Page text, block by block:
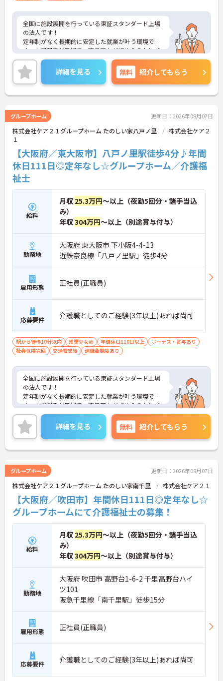
全国に施設展開を行っている東証スタンダード上場
の法人です！
定年制がなく長期的に安定した就業が叶う環境で
す。人間関係が良好で、職員同士が認め合う文化が
根付いています。
ご興味のある方には、面接対策ポイントなど、さら
に詳細をご案内しますのでお気軽にご相談くださ
い！
詳細を見る 無料 紹介してもらう
グループホーム 更新日：2026年08月07日
株式会社ケア２１グループホーム たのしい家八戸ノ里
株式会社ケア２
１
【大阪府／東大阪市】八戸ノ里駅徒歩4分♪年間
休日111日◎定年なし☆グループホーム／介護福
祉士
給料
月収 25.3万円～以上（夜勤5回分・諸手当込
み）
年収304万円～以上（別途賞与付与）
勤務地
大阪府 東大阪市 下小阪4-4-13
近鉄奈良線「八戸ノ里駅」徒歩4分
雇用形態 正社員(正職員)
応募要件 介護職としてのご経験(3年以上)あれば尚可
駅から徒歩10分以内 残業少なめ 年間休日110日以上
ボーナス・賞与あり
社会保険完備
交通費支給 退職金制度あり
全国に施設展開を行っている東証スタンダード上場
の法人です！
定年制がなく長期的に安定した就業が叶う環境で
す。人間関係が良好で、職員同士が認め合う文化が
根付いています。
ご興味のある方には、面接対策ポイントなど、さら
に詳細をご案内しますのでお気軽にご相談くださ
い！
詳細を見る 無料 紹介してもらう
グループホーム 更新日：2026年08月07日
株式会社ケア２１グループホーム たのしい家南千里 株式会社ケア２１
【大阪府／吹田市】年間休日111日◎定年なし☆
グループホームにて介護福祉士の募集！
給料
月収 25.3万円～以上（夜勤5回分・諸手当込
み）
年収304万円～以上（別途賞与付与）
勤務地
大阪府 吹田市 高野台1-6-2 千里高野台ハイ
ツ101
阪急千里線「南千里駅」徒歩15分
雇用形態 正社員(正職員)
応募要件 介護職としてのご経験(3年以上)あれば尚可